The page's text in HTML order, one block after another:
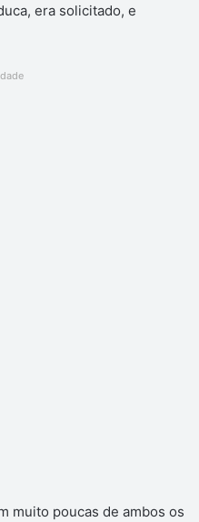
era solicitado, e
muito poucas de ambos os